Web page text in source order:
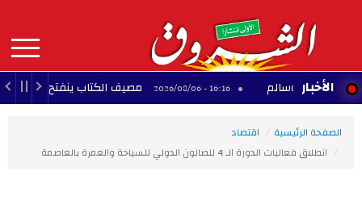
contenu
principal
MAIN
NAVIGATION الأخبار
بوسالم 16:16 - 2026/08/06 مصيف الكتاب ينفتح على الفن
الصفحة الرئيسية
اقتصاد
انطلاق فعاليات الدورة الـ 4 للصالون الدولي للسياحة والعمرة بالعاصمة